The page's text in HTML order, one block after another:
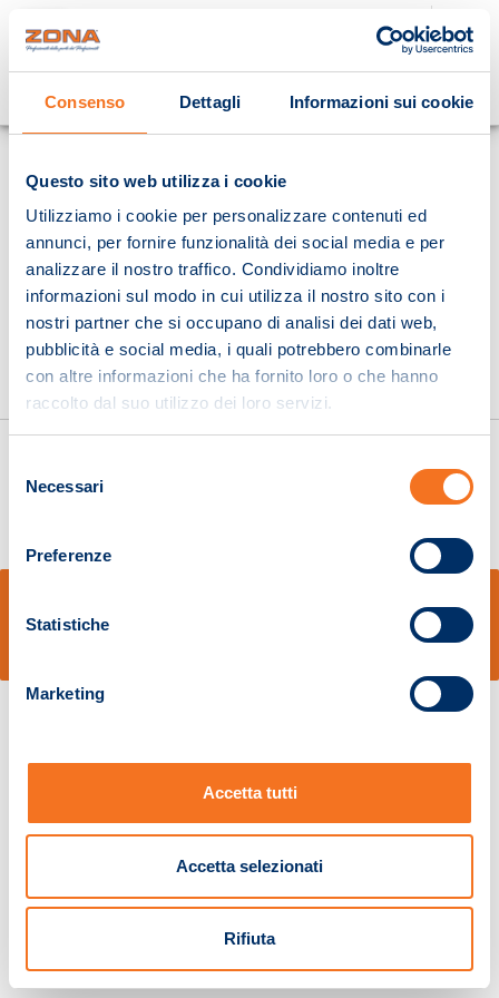
Consenso Dettagli Informazioni sui cookie
Questo sito web utilizza i cookie
Utilizziamo i cookie per personalizzare contenuti ed
annunci, per fornire funzionalità dei social media e per
analizzare il nostro traffico. Condividiamo inoltre
informazioni sul modo in cui utilizza il nostro sito con i
nostri partner che si occupano di analisi dei dati web,
pubblicità e social media, i quali potrebbero combinarle
con altre informazioni che ha fornito loro o che hanno
raccolto dal suo utilizzo dei loro servizi.
delNecessari
Preferenze
Statistiche
Marketing
Accetta tutti
Accetta selezionati
Rifiuta
Cosa stai cercando?
Pistoia 01680210505 – R.E.A. n.155974 - Cap.Soc. € 2.000.000,00 i.v. La
Società adotta il Codice Etico D.lgs. 231/01